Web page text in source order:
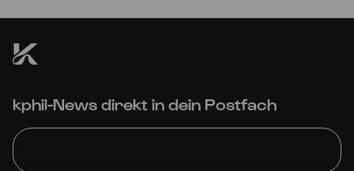
kphil-News direkt in dein Postfach